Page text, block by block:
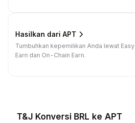
Hasilkan dari APT
Tumbuhkan kepemilikan Anda lewat Easy
Earn dan On-Chain Earn.
T&J Konversi BRL ke APT